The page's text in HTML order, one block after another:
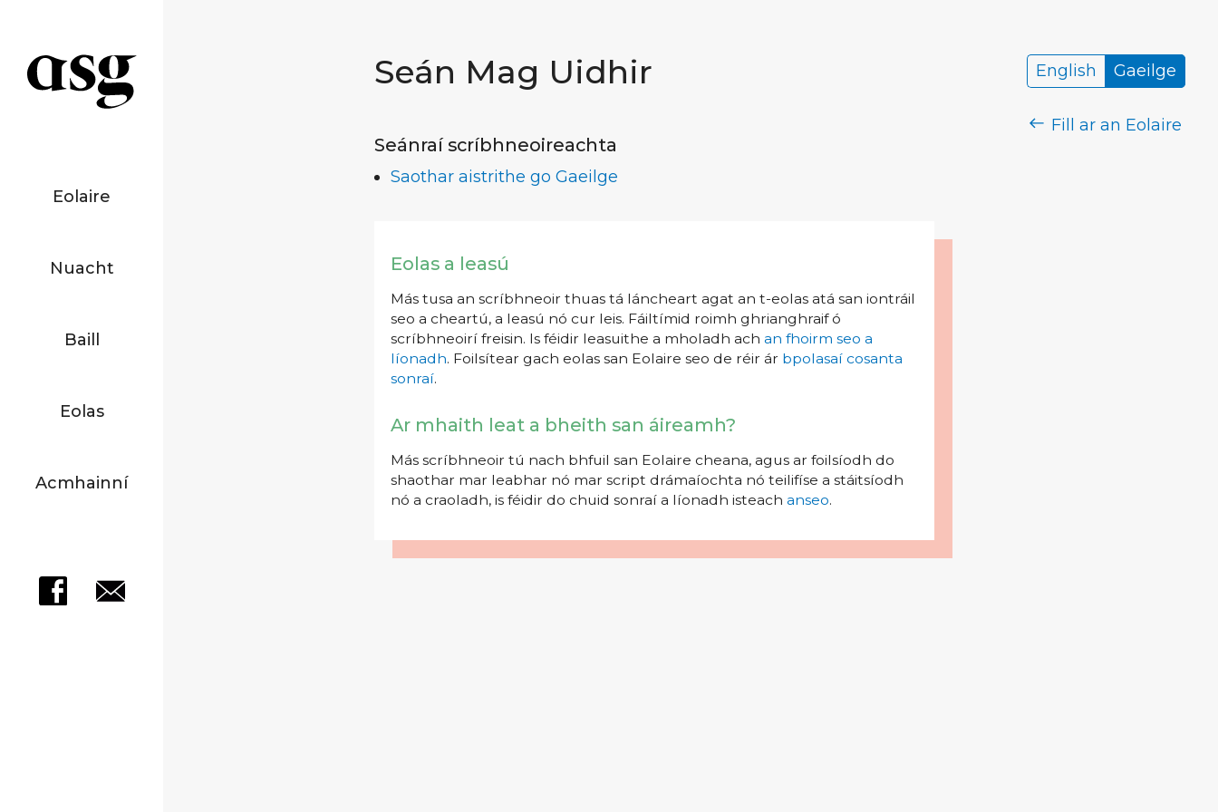
Eolaire
Nuacht
Baill
Eolas
Acmhainní
Seán Mag Uidhir English Gaeilge
Fill ar an Eolaire
Seánraí scríbhneoireachta
Saothar aistrithe go Gaeilge
Eolas a leasú
Más tusa an scríbhneoir thuas tá láncheart agat an t-eolas atá san iontráil
seo a cheartú, a leasú nó cur leis. Fáiltímid roimh ghrianghraif ó
scríbhneoirí freisin. Is féidir leasuithe a mholadh ach an fhoirm seo a
líonadh. Foilsítear gach eolas san Eolaire seo de réir ár bpolasaí cosanta
sonraí.
Ar mhaith leat a bheith san áireamh?
Más scríbhneoir tú nach bhfuil san Eolaire cheana, agus ar foilsíodh do
shaothar mar leabhar nó mar script drámaíochta nó teilifíse a stáitsíodh
nó a craoladh, is féidir do chuid sonraí a líonadh isteach anseo.